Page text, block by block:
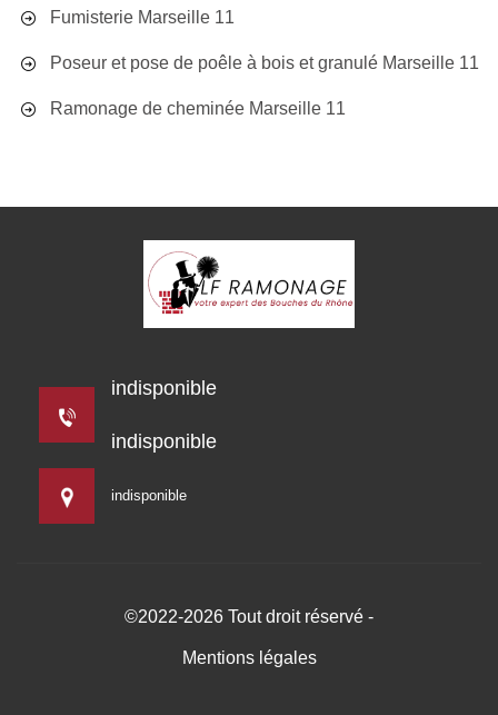
Fumisterie Marseille 11
Poseur et pose de poêle à bois et granulé Marseille 11
Ramonage de cheminée Marseille 11
indisponible
indisponible
indisponible
©2022-2026 Tout droit réservé -
Mentions légales